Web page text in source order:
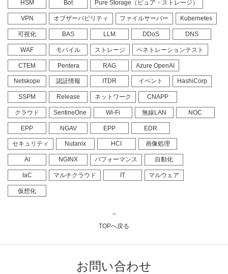
HSM Bot Pure Storage（ピュア・ストレージ）
VPN オブザーバビリティ ファイルサーバー Kubernetes
可視化 BAS LLM DDoS DNS
WAF モバイル ストレージ ペネトレーションテスト
CTEM Pentera RAG Azure OpenAI
Netskope 認証情報 ITDR イベント HashiCorp
SSPM Release ネットワーク CNAPP
クラウド SentineOne Wi-Fi 無線LAN NOC
EPP NGAV EPP EDR
セキュリティ Nutanix HCI 画像処理
AI NGINX パフォーマンス 自動化
IaC マルチクラウド IT マルウェア
仮想化
TOPへ戻る
お問い合わせ